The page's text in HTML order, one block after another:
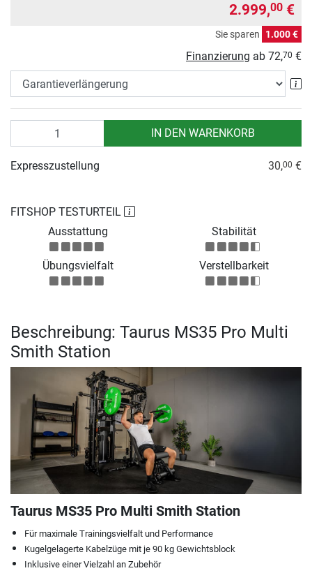
2.999,00 €
Sie sparen 1.000 €
Finanzierung ab 72,70 €
IN DEN WARENKORB
FITSHOP TESTURTEIL
Ausstattung
Stabilität
Übungsvielfalt Verstellbarkeit
Expresszustellung 30,00 €
Beschreibung: Taurus MS35 Pro Multi
Smith Station
Taurus MS35 Pro Multi Smith Station
Für maximale Trainingsvielfalt und Performance
Kugelgelagerte Kabelzüge mit je 90 kg Gewichtsblock
Inklusive einer Vielzahl an Zubehör